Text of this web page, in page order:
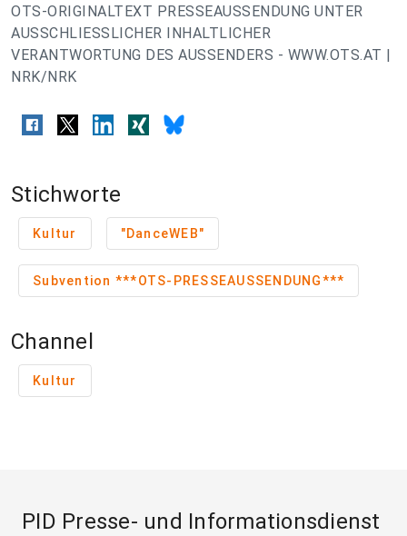
OTS-ORIGINALTEXT PRESSEAUSSENDUNG UNTER
AUSSCHLIESSLICHER INHALTLICHER
VERANTWORTUNG DES AUSSENDERS - WWW.OTS.AT |
NRK/NRK
Stichworte
Kultur "DanceWEB"
Subvention ***OTS-PRESSEAUSSENDUNG***
Channel
Kultur
PID Presse- und Informationsdienst